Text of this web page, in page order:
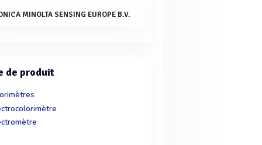
MINOLTA SENSING EUROPE B.V.
de produit